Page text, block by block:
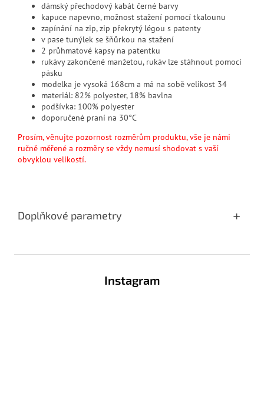
dámský přechodový kabát černé barvy
kapuce napevno, možnost stažení pomocí tkalounu
zapínání na zip, zip překrytý légou s patenty
v pase tunýlek se šňůrkou na stažení
2 průhmatové kapsy na patentku
rukávy zakončené manžetou, rukáv lze stáhnout pomocí
pásku
modelka je vysoká 168cm a má na sobě velikost 34
materiál: 82% polyester, 18% bavlna
podšívka: 100% polyester
doporučené praní na 30°C
Prosím, věnujte pozornost rozměrům produktu, vše je námi
ručně měřené a rozměry se vždy nemusí shodovat s vaší
obvyklou velikostí.
Doplňkové parametry
Instagram